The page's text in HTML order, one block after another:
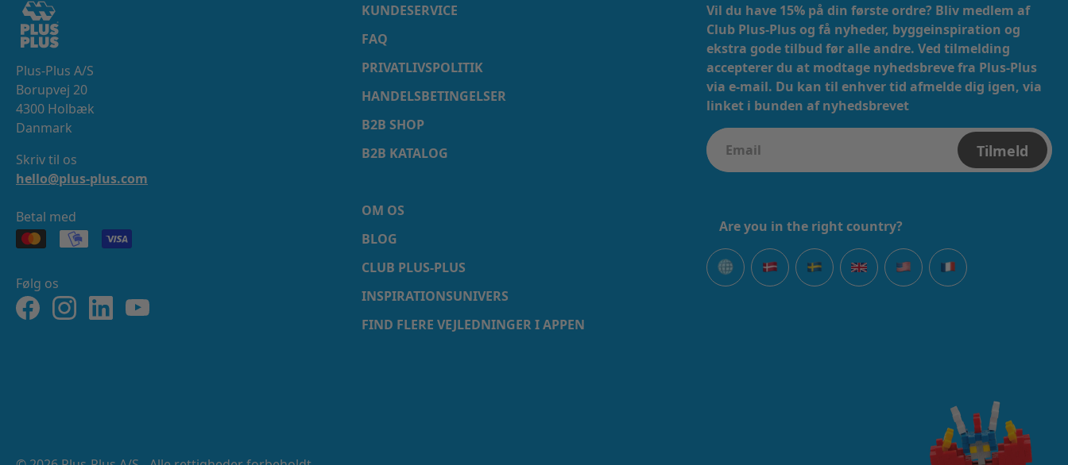
Plus-Plus A/S
Borupvej 20
4300 Holbæk
Danmark
Skriv til os
hello@plus-plus.com
Betal med
Følg os
KUNDESERVICE
FAQ
PRIVATLIVSPOLITIK
HANDELSBETINGELSER
B2B SHOP
B2B KATALOG
OM OS
BLOG
CLUB PLUS-PLUS
INSPIRATIONSUNIVERS
FIND FLERE VEJLEDNINGER I APPEN
Vil du have 15% på din første ordre? Bliv medlem af
Club Plus-Plus og få nyheder, byggeinspiration og
ekstra gode tilbud før alle andre. Ved tilmelding
accepterer du at modtage nyhedsbreve fra Plus-Plus
via e-mail. ​​ Du kan til enhver tid afmelde dig igen, via
linket i bunden af nyhedsbrevet
Tilmeld
Are you in the right country?
GlobalDanmarkSvenskaUnited Kingdom
USA Français